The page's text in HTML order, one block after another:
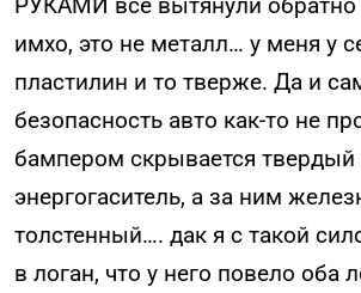
РУКАМИ все вытянули обратно
имхо, это не металл… у меня у
пластилин и то тверже. Да и
безопасность авто как-то не
бампером скрывается
энергогаситель, а за ним
толстенный…. дак я с такой
в логан, что у него повело оба